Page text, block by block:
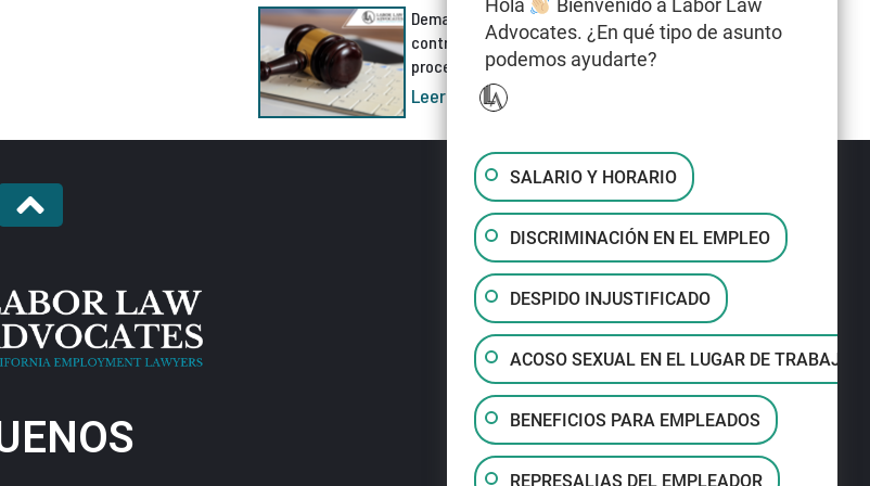
Demanda por discriminación
contra Meta AI cuestiona el
proceso de despidos
Leer más »
Hola
Bienvenido a Labor Law
Advocates. ¿En qué tipo de asunto
podemos ayudarte?
SALARIO Y HORARIO
DISCRIMINACIÓN EN EL EMPLEO
DESPIDO INJUSTIFICADO
ACOSO SEXUAL EN EL LUGAR DE TRABAJO
BENEFICIOS PARA EMPLEADOS
REPRESALIAS DEL EMPLEADOR